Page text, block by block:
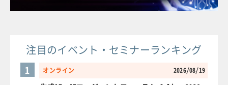
注目のイベント・セミナーランキング
オンライン 2026/08/19
1